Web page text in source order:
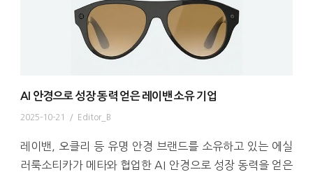
AI 안경으로 성장 동력 얻은 레이밴 소유 기업
2025-10-21 / Editor_B
레이밴, 오클리 등 유명 안경 브랜드를 소유하고 있는 에실
러룩소티카가 메타와 협업한 AI 안경으로 성장 동력을 얻은